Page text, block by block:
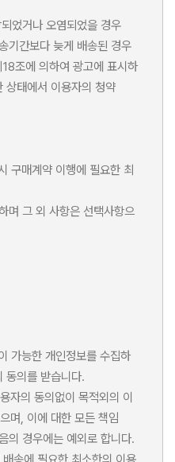
었거나 오염되었을 경우
간보다 늦게 배송된 경우
조에 의하여 광고에 표시하
상태에서 이용자의 청약
구매계약 이행에 필요한 최
그 외 사항은 선택사항으
가능한 개인정보를 수집하
동의를 받습니다.
자의 동의없이 목적외의 이
며, 이에 대한 모든 책임
경우에는 예외로 합니다.